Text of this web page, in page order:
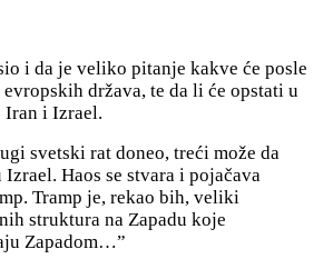
i da je veliko pitanje kakve će posle
država, te da li će opstati u
Iran i Izrael.
svetski rat doneo, treći može da
Izrael. Haos se stvara i pojačava
Tramp je, rekao bih, veliki
struktura na Zapadu koje
Zapadom…”